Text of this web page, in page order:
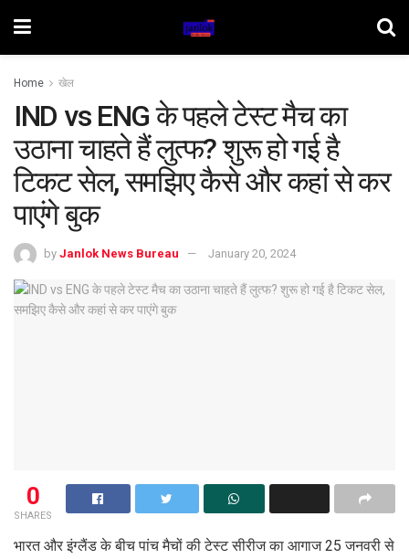
Home खेल
IND vs ENG के पहले टेस्ट मैच का
उठाना चाहते हैं लुत्फ? शुरू हो गई है
टिकट सेल, समझिए कैसे और कहां से कर
पाएंगे बुक
by Janlok News Bureau January 20, 2024
0
SHARES
भारत और इंग्लैंड के बीच पांच मैचों की टेस्ट सीरीज का आगाज 25 जनवरी से